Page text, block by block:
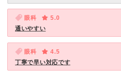
眼科
5.0
通いやすい
眼科
4.5
丁寧で早い対応です